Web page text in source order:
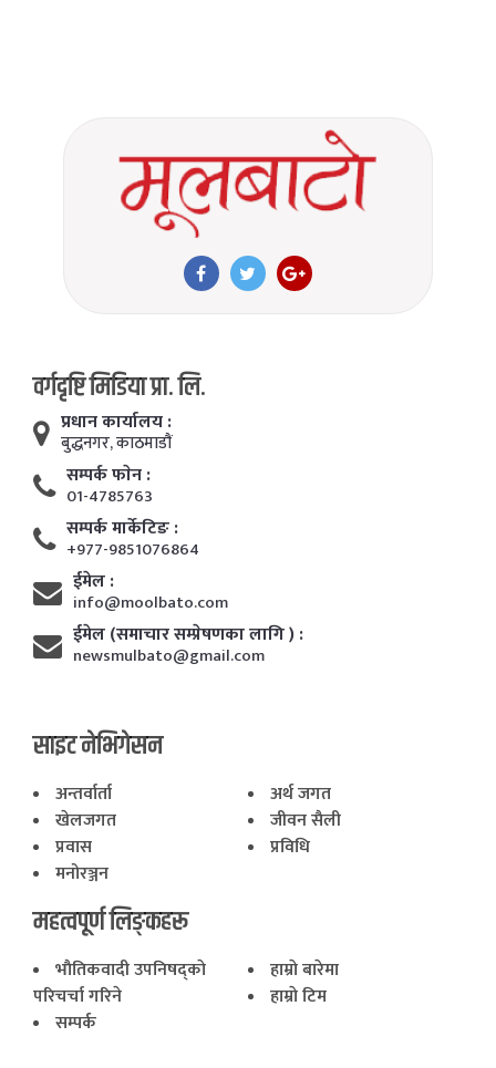
वर्गदृष्टि मिडिया प्रा. लि.
प्रधान कार्यालय :
बुद्धनगर, काठमाडाैं
सम्पर्क फाेन :
01-4785763
सम्पर्क मार्केटिङ :
+977-9851076864
ईमेल :
info@moolbato.com
ईमेल (समाचार सम्प्रेषणका लागि ) :
newsmulbato@gmail.com
साइट नेभिगेसन
अन्तर्वार्ता
अर्थ जगत
खेलजगत
जीवन सैली
प्रवास
प्रविधि
मनोरञ्जन
महत्वपूर्ण लिङ्कहरू
भाैतिकवादी उपनिषद्काे
परिचर्चा गरिने
हाम्राे बारेमा
हाम्राे टिम
सम्पर्क